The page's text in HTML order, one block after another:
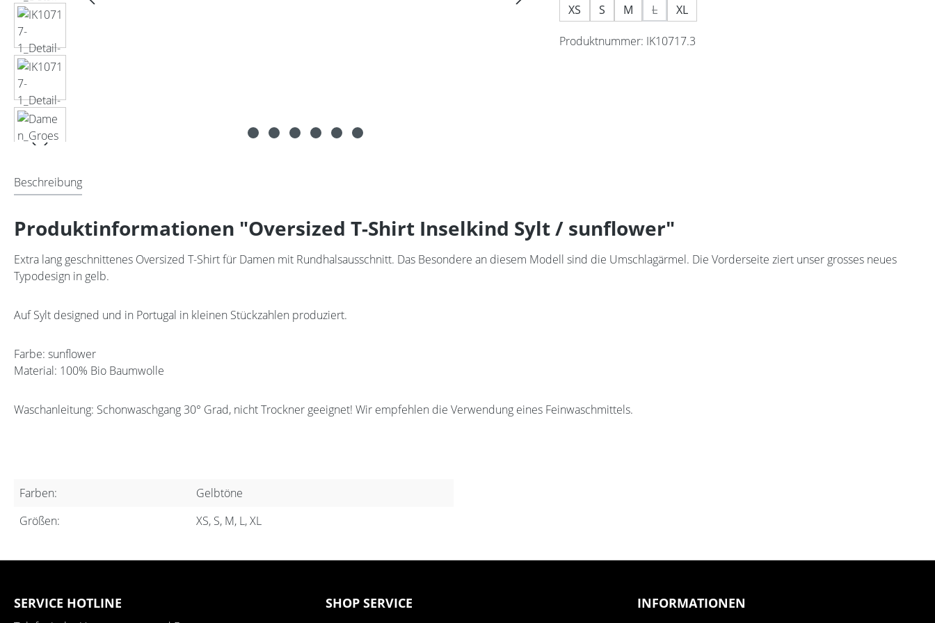
XS
S M L(Diese Option ist zurzeit nicht verfügbar.)
XL
Produktnummer: IK10717.3
Beschreibung
Produktinformationen "Oversized T-Shirt Inselkind Sylt / sunflower"
Extra lang geschnittenes Oversized T-Shirt für Damen mit Rundhalsausschnitt. Das Besondere an diesem Modell sind die Umschlagärmel. Die Vorderseite ziert unser grosses neues
Typodesign in gelb.
Auf Sylt designed und in Portugal in kleinen Stückzahlen produziert.
Farbe: sunflower
Material: 100% Bio Baumwolle
Waschanleitung: Schonwaschgang 30° Grad, nicht Trockner geeignet! Wir empfehlen die Verwendung eines Feinwaschmittels.
Farben:
Gelbtöne
Größen:
XS, S, M, L, XL
SERVICE HOTLINE SHOP SERVICE INFORMATIONEN